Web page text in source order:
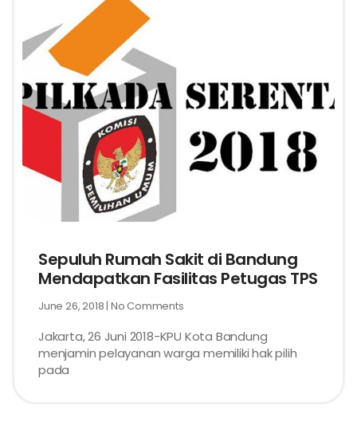
Sepuluh Rumah Sakit di Bandung
Mendapatkan Fasilitas Petugas TPS
June 26, 2018 No Comments
Jakarta, 26 Juni 2018-KPU Kota Bandung
menjamin pelayanan warga memiliki hak pilih
pada